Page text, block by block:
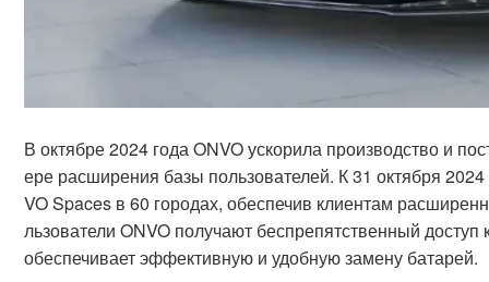
В октябре 2024 года ONVO ускорила производство и
ере расширения базы пользователей. К 31 октября
VO Spaces в 60 городах, обеспечив клиентам
льзователи ONVO получают беспрепятственный
обеспечивает эффективную и удобную замену батарей.